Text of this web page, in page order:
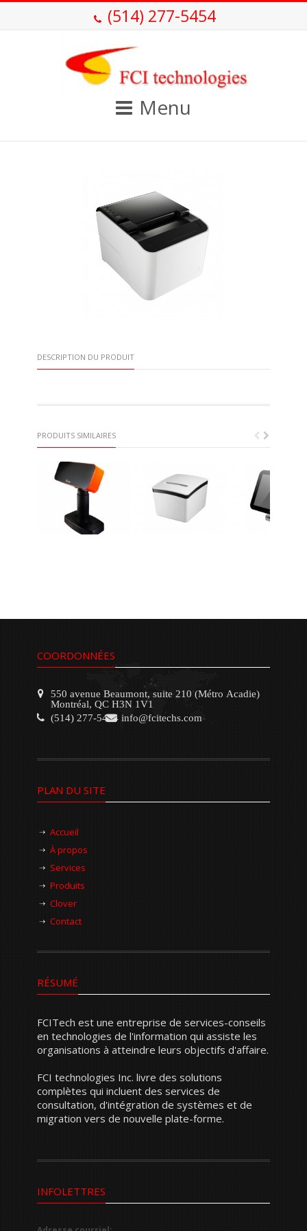
(514) 277-5454
Menu
DESCRIPTION DU PRODUIT
PRODUITS SIMILAIRES
COORDONNÉES
550 avenue Beaumont, suite 210 (Métro Acadie)
Montréal, QC H3N 1V1
(514) 277-5454 info@fcitechs.com
PLAN DU SITE
Accueil
À propos
Services
Produits
Clover
Contact
RÉSUMÉ
FCITech est une entreprise de services-conseils
en technologies de l'information qui assiste les
organisations à atteindre leurs objectifs d'affaire.
FCI technologies Inc. livre des solutions
complètes qui incluent des services de
consultation, d'intégration de systèmes et de
migration vers de nouvelle plate-forme.
INFOLETTRES